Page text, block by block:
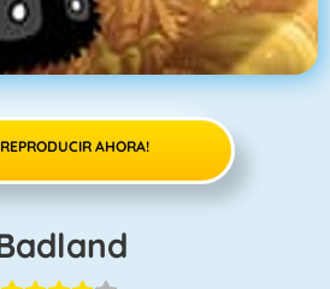
REPRODUCIR AHORA!
Badland